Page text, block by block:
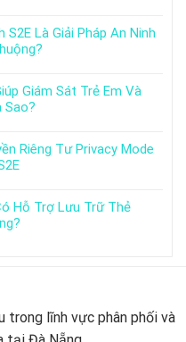
S2E Là Giải Pháp An Ninh
Giám Sát Trẻ Em Và
Sao?
Riêng Tư Privacy Mode
Hỗ Trợ Lưu Trữ Thẻ
trong lĩnh vực phân phối và